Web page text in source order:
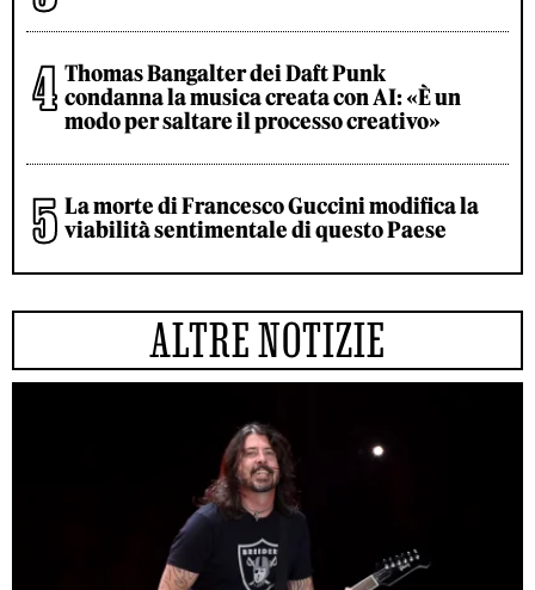
Thomas Bangalter dei Daft Punk
condanna la musica creata con AI: «È un
modo per saltare il processo creativo»
La morte di Francesco Guccini modifica la
viabilità sentimentale di questo Paese
ALTRE NOTIZIE